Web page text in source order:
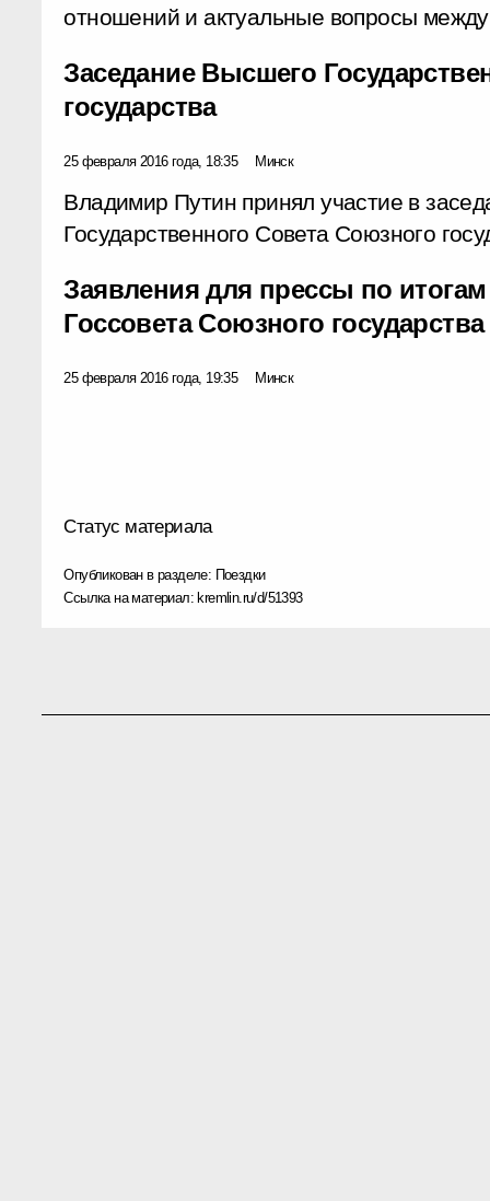
отношений и актуальные вопросы
Заседание Высшего
государства
25 февраля 2016 года, 18:35 Минск
Владимир Путин принял участие в
Государственного Совета Союзного
Заявления для прессы по
Госсовета Союзного
25 февраля 2016 года, 19:35 Минск
Статус материала
Опубликован в разделе: Поездки
Ссылка на материал: kremlin.ru/d/51393